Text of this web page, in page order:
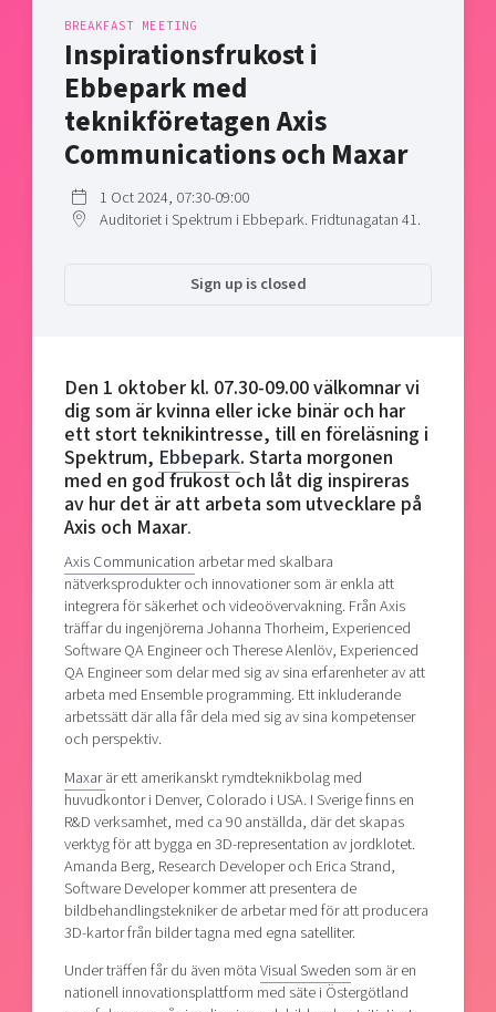
Shaping cities and regions
Bright East
East Sweden Tech Women
Upscaling
Talent & skills
Startup & industry collaboration
Offers to boost your business
Funding opportunities
Our community of companies
Projects
Publications
Project toolbox
Our clusters
Today's lunch in Mjärdevi
BREAKFAST MEETING
Inspirationsfrukost i
Ebbepark med
teknikföretagen Axis
Communications och Maxar
1 Oct 2024, 07:30-09:00
Auditoriet i Spektrum i Ebbepark. Fridtunagatan 41.
Sign up is closed
Den 1 oktober kl. 07.30-09.00 välkomnar vi
dig som är kvinna eller icke binär och har
ett stort teknikintresse, till en föreläsning i
Spektrum, Ebbepark. Starta morgonen
med en god frukost och låt dig inspireras
av hur det är att arbeta som utvecklare på
Axis och Maxar.
Axis Communication arbetar med skalbara
nätverksprodukter och innovationer som är enkla att
integrera för säkerhet och videoövervakning. Från Axis
träffar du ingenjörerna Johanna Thorheim, Experienced
Software QA Engineer och Therese Alenlöv, Experienced
QA Engineer som delar med sig av sina erfarenheter av att
arbeta med Ensemble programming. Ett inkluderande
arbetssätt där alla får dela med sig av sina kompetenser
och perspektiv.
Maxarär ett amerikanskt rymdteknikbolag med
huvudkontor i Denver, Colorado i USA. I Sverige finns en
R&D verksamhet, med ca 90 anställda, där det skapas
verktyg för att bygga en 3D-representation av jordklotet.
Amanda Berg, Research Developer och Erica Strand,
Software Developer kommer att presentera de
bildbehandlingstekniker de arbetar med för att producera
3D-kartor från bilder tagna med egna satelliter.
Under träffen får du även mötaVisual Sweden som är en
nationell innovationsplattform med säte i Östergötland